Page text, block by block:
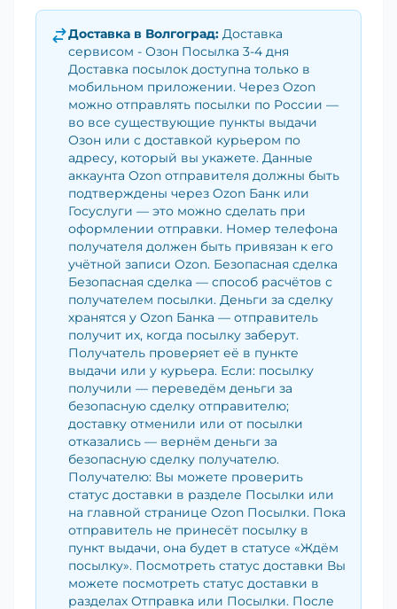
Доставка в Волгоград: Доставка
сервисом - Озон Посылка 3-4 дня
Доставка посылок доступна только в
мобильном приложении. Через Ozon
можно отправлять посылки по России —
во все существующие пункты выдачи
Озон или с доставкой курьером по
адресу, который вы укажете. Данные
аккаунта Ozon отправителя должны быть
подтверждены через Ozon Банк или
Госуслуги — это можно сделать при
оформлении отправки. Номер телефона
получателя должен быть привязан к его
учётной записи Ozon. Безопасная сделка
Безопасная сделка — способ расчётов с
получателем посылки. Деньги за сделку
хранятся у Ozon Банка — отправитель
получит их, когда посылку заберут.
Получатель проверяет её в пункте
выдачи или у курьера. Если: посылку
получили — переведём деньги за
безопасную сделку отправителю;
доставку отменили или от посылки
отказались — вернём деньги за
безопасную сделку получателю.
Получателю: Вы можете проверить
статус доставки в разделе Посылки или
на главной странице Ozon Посылки. Пока
отправитель не принесёт посылку в
пункт выдачи, она будет в статусе «Ждём
посылку». Посмотреть статус доставки Вы
можете посмотреть статус доставки в
разделах Отправка или Посылки. После